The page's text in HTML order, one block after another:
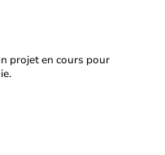
projet en cours pour